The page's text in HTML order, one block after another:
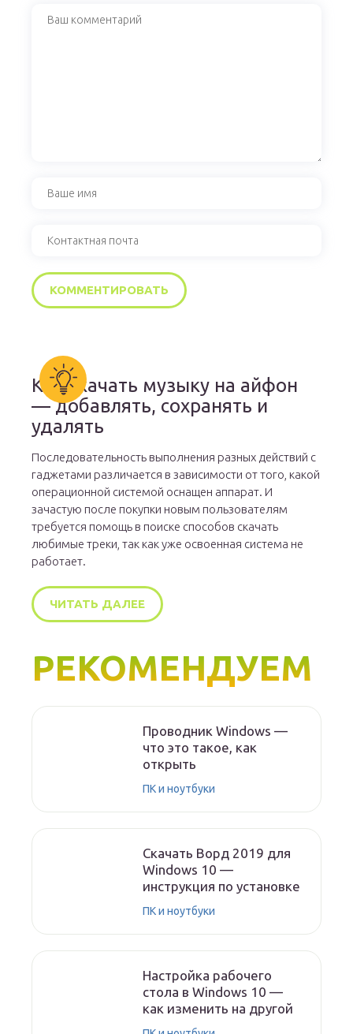
Как скачать музыку на айфон
— добавлять, сохранять и
удалять
Последовательность выполнения разных действий с
гаджетами различается в зависимости от того, какой
операционной системой оснащен аппарат. И
зачастую после покупки новым пользователям
требуется помощь в поиске способов скачать
любимые треки, так как уже освоенная система не
работает.
ЧИТАТЬ ДАЛЕЕ
РЕКОМЕНДУЕМ
Проводник Windows —
что это такое, как
открыть
ПК и ноутбуки
Скачать Ворд 2019 для
Windows 10 —
инструкция по установке
ПК и ноутбуки
Настройка рабочего
стола в Windows 10 —
как изменить на другой